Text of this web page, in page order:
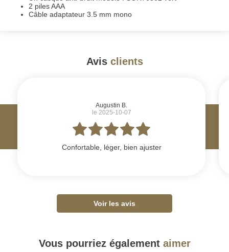
2 piles AAA
Câble adaptateur 3.5 mm mono
Avis clients
Augustin B.
le 2025-10-07
Confortable, léger, bien ajuster
Voir les avis
Vous pourriez également aimer